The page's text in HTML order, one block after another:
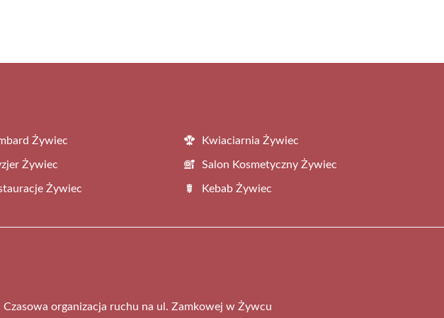
Żywiec Kwiaciarnia Żywiec
Żywiec Salon Kosmetyczny Żywiec
Żywiec Kebab Żywiec
Czasowa organizacja ruchu na ul. Zamkowej w Żywcu